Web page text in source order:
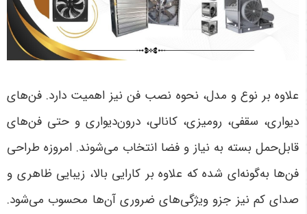
علاوه بر نوع و مدل، نحوه نصب فن نیز اهمیت دارد. فن‌های
دیواری، سقفی، رومیزی، کانالی، درون‌دیواری و حتی فن‌های
قابل‌حمل بسته به نیاز و فضا انتخاب می‌شوند. امروزه طراحی
فن‌ها به‌گونه‌ای شده که علاوه بر کارایی بالا، زیبایی ظاهری و
صدای کم نیز جزو ویژگی‌های ضروری آن‌ها محسوب می‌شود.